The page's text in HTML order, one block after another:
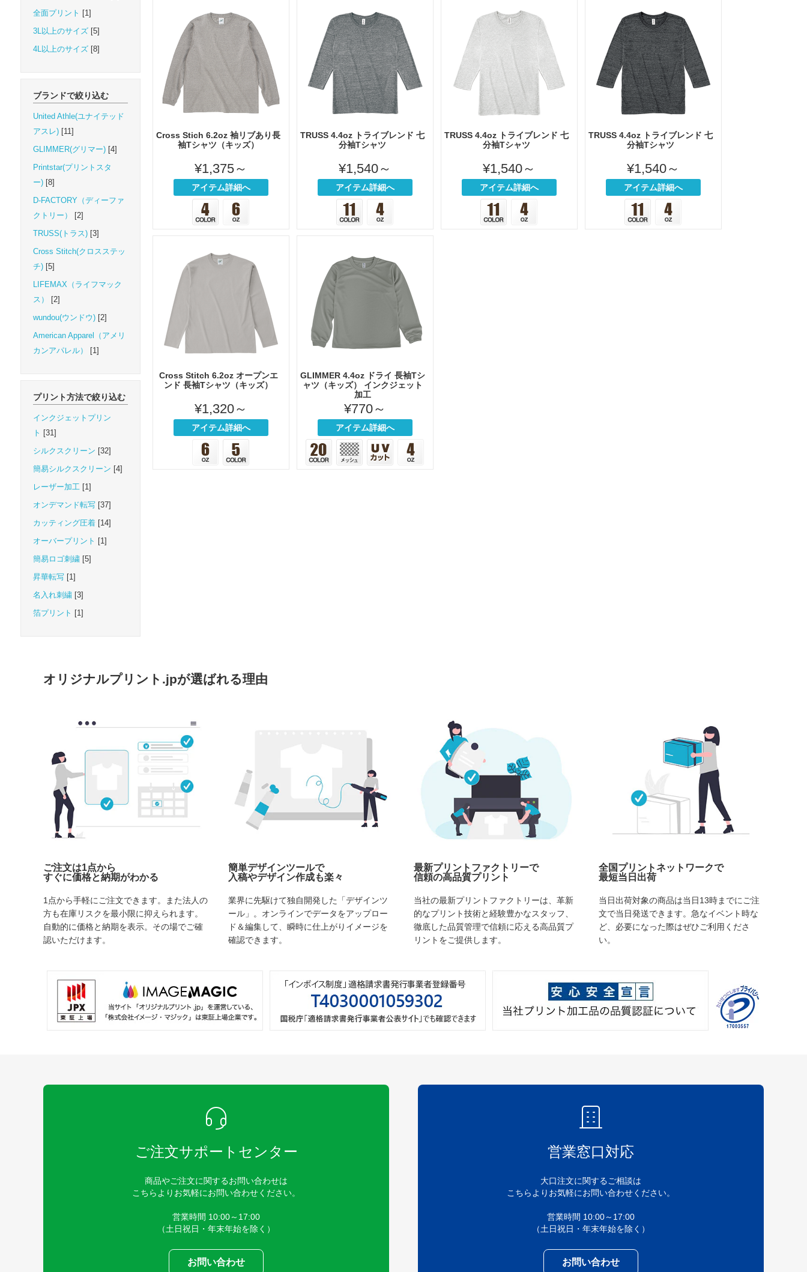
Cross Stich 6.2oz 袖リブあり長
袖Tシャツ（キッズ）
¥1,375～
アイテム詳細へ
TRUSS 4.4oz トライブレンド 七
分袖Tシャツ
¥1,540～
アイテム詳細へ
TRUSS 4.4oz トライブレンド 七
分袖Tシャツ
¥1,540～
アイテム詳細へ
TRUSS 4.4oz トライブレンド 七
分袖Tシャツ
¥1,540～
アイテム詳細へ
Cross Stitch 6.2oz オープンエ
ンド 長袖Tシャツ（キッズ）
¥1,320～
アイテム詳細へ
GLIMMER 4.4oz ドライ 長袖Tシ
ャツ（キッズ） インクジェット
加工
¥770～
アイテム詳細へ
全面プリント [1]
3L以上のサイズ [5]
4L以上のサイズ [8]
ブランドで絞り込む
United Athle(ユナイテッド
アスレ)[11]
GLIMMER(グリマー)[4]
Printstar(プリントスタ
ー)[8]
D-FACTORY（ディーファ
クトリー）
[2]
TRUSS(トラス)[3]
Cross Stitch(クロスステッ
チ)[5]
LIFEMAX（ライフマック
ス）
[2]
wundou(ウンドウ)[2]
American Apparel（アメリ
カンアパレル）
[1]
プリント方法で絞り込む
インクジェットプリン
ト
[31]
シルクスクリーン [32]
簡易シルクスクリーン [4]
レーザー加工[1]
オンデマンド転写[37]
カッティング圧着[14]
オーバープリント [1]
簡易ロゴ刺繍[5]
昇華転写[1]
名入れ刺繍[3]
箔プリント [1]
オリジナルプリント.jpが選ばれる理由
ご注文は1点から
すぐに価格と納期がわかる
1点から手軽にご注文できます。また法人の
方も在庫リスクを最小限に抑えられます。
自動的に価格と納期を表示。その場でご確
認いただけます。
簡単デザインツールで
入稿やデザイン作成も楽々
業界に先駆けて独自開発した「デザインツ
ール」。オンラインでデータをアップロー
ド＆編集して、瞬時に仕上がりイメージを
確認できます。
最新プリントファクトリーで
信頼の高品質プリント
当社の最新プリントファクトリーは、革新
的なプリント技術と経験豊かなスタッフ、
徹底した品質管理で信頼に応える高品質プ
リントをご提供します。
全国プリントネットワークで
最短当日出荷
当日出荷対象の商品は当日13時までにご注
文で当日発送できます。急なイベント時な
ど、必要になった際はぜひご利用くださ
い。
ご注文サポートセンター
商品やご注文に関するお問い合わせは
こちらよりお気軽にお問い合わせください。
営業時間 10:00～17:00
（土日祝日・年末年始を除く）
お問い合わせ
営業窓口対応
大口注文に関するご相談は
こちらよりお気軽にお問い合わせください。
営業時間 10:00～17:00
（土日祝日・年末年始を除く）
お問い合わせ